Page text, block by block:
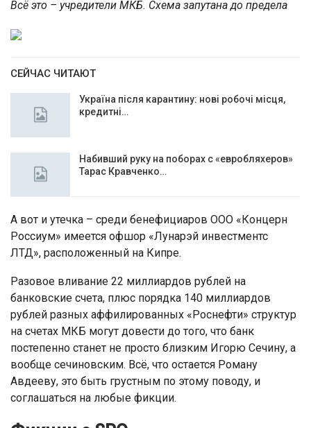
Всё это – учредители МКБ. Схема запутана до предела
СЕЙЧАС ЧИТАЮТ
Україна після карантину: нові робочі місця,
кредитні…
Набивший руку на поборах с «евробляхеров»
Тарас Кравченко…
А вот и утечка – среди бенефициаров ООО «Концерн
Россиум» имеется офшор «Лунарэй инвестментс
ЛТД», расположенный на Кипре.
Разовое вливание 22 миллиардов рублей на
банковские счета, плюс порядка 140 миллиардов
рублей разных аффилированных «Роснефти» структур
на счетах МКБ могут довести до того, что банк
постепенно станет не просто близким Игорю Сечину, а
вообще сечиновским. Всё, что остается Роману
Авдееву, это быть грустным по этому поводу, и
соглашаться на любые фикции.